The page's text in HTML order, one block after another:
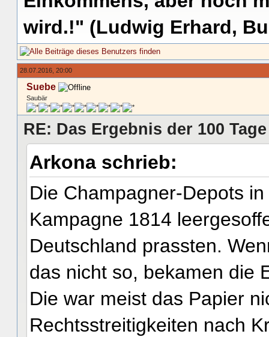
wird.!" (Ludwig Erhard,
28.07.2016, 20:00
Suebe
Saubär
RE: Das Ergebnis der 100 Tage
Arkona schrieb:
Die Champagner-Depots
Kampagne 1814
Deutschland prassten.
das nicht so, bekamen die
Die war meist das Papier
Rechtsstreitigkeiten nach